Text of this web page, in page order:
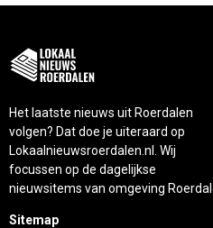
Het laatste nieuws uit Roerdalen
volgen? Dat doe je uiteraard op
Lokaalnieuwsroerdalen.nl. Wij
focussen op de dagelijkse
nieuwsitems van omgeving
Sitemap